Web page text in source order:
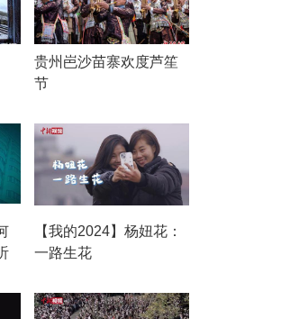
贵州岜沙苗寨欢度芦笙
节
【我的2024】杨妞花：
一路生花